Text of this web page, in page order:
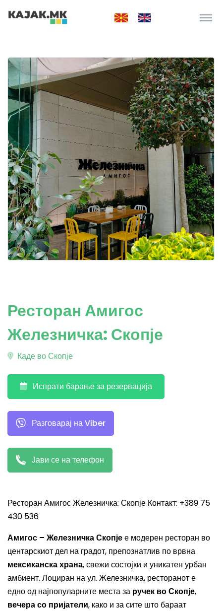
Ресторан Амигос
Железничка: Скопје
Каде во Скопје
Испрати барање за резервација
Разговарај на Viber
Јави се на телефон
Ресторан Амигос Железничка: Скопје Контакт: +389 75
430 536
Амигос – Железничка Скопјее модерен ресторан во
центарскиот дел на градот, препознатлив по врвна
мексиканска храна, свежи состојки и уникатен урбан
амбиент. Лоциран на ул. Железничка, ресторанот е
едно од најпопуларните места за ручек во Скопје,
вечера со пријатели, како и за сите што бараат